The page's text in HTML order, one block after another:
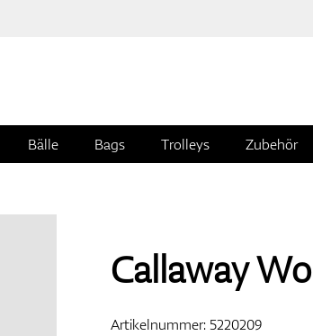
Bälle Bags Trolleys Zubehör
Callaway
Artikelnummer:5220209